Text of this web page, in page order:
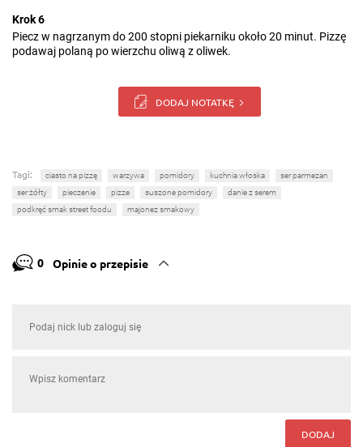
Krok 6
Piecz w nagrzanym do 200 stopni piekarniku około 20 minut. Pizzę
podawaj polaną po wierzchu oliwą z oliwek.
DODAJ NOTATKĘ
Tagi: ciasto na pizzę warzywa pomidory kuchnia włoska
ser parmezan
ser żółty
pieczenie pizze suszone pomidory
danie z serem
podkręć smak street foodu
majonez smakowy
0 Opinie o przepisie
DODAJ